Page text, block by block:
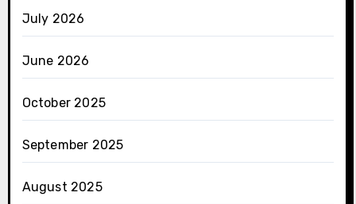
July 2026
June 2026
October 2025
September 2025
August 2025